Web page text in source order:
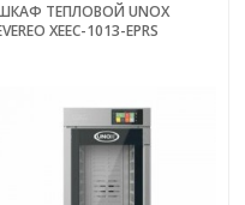
ТЕПЛОВОЙ UNOX
XEEC-1013-EPRS